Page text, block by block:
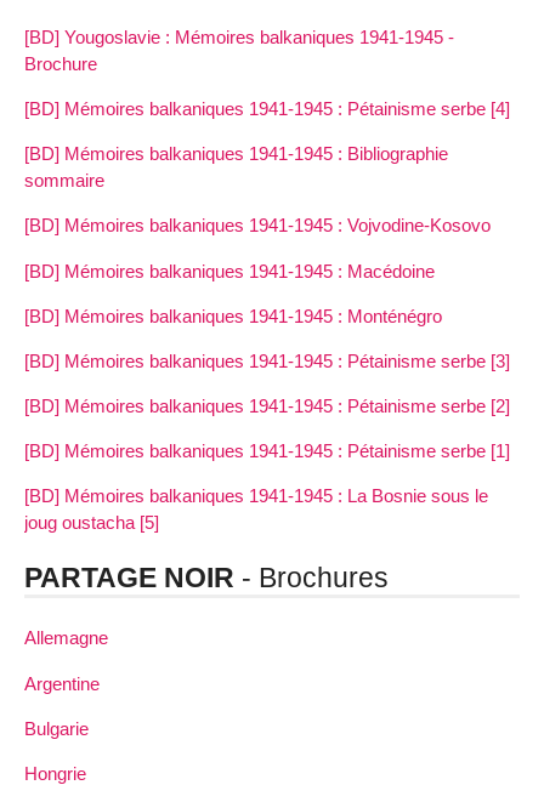
[BD] Yougoslavie : Mémoires balkaniques 1941-1945 -
Brochure
[BD] Mémoires balkaniques 1941-1945 : Pétainisme serbe [4]
[BD] Mémoires balkaniques 1941-1945 : Bibliographie
sommaire
[BD] Mémoires balkaniques 1941-1945 : Vojvodine-Kosovo
[BD] Mémoires balkaniques 1941-1945 : Macédoine
[BD] Mémoires balkaniques 1941-1945 : Monténégro
[BD] Mémoires balkaniques 1941-1945 : Pétainisme serbe [3]
[BD] Mémoires balkaniques 1941-1945 : Pétainisme serbe [2]
[BD] Mémoires balkaniques 1941-1945 : Pétainisme serbe [1]
[BD] Mémoires balkaniques 1941-1945 : La Bosnie sous le
joug oustacha [5]
PARTAGE NOIR - Brochures
Allemagne
Argentine
Bulgarie
Hongrie